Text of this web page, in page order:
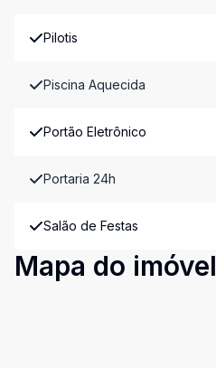
Pilotis
Piscina Aquecida
Portão Eletrônico
Portaria 24h
Salão de Festas
Mapa do imóvel